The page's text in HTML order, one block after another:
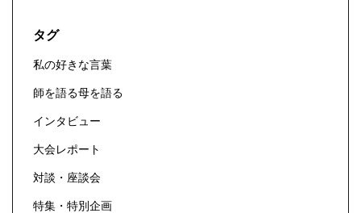
タグ
私の好きな言葉
師を語る母を語る
インタビュー
大会レポート
対談・座談会
特集・特別企画